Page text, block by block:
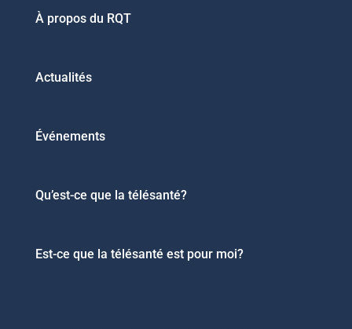
À propos du RQT
Actualités
Événements
Qu’est-ce que la télésanté?
Est-ce que la télésanté est pour moi?